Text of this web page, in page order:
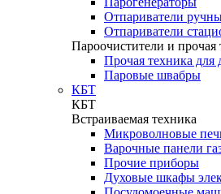
Отпариватели
Отпариватели
Пароочистители и прочая
Прочая техника для
Паровые швабры
КБТ
КБТ
Встраиваемая техника
Микроволновые
Варочные панели
Прочие приборы
Духовые шкафы